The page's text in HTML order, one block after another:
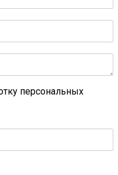
персональных